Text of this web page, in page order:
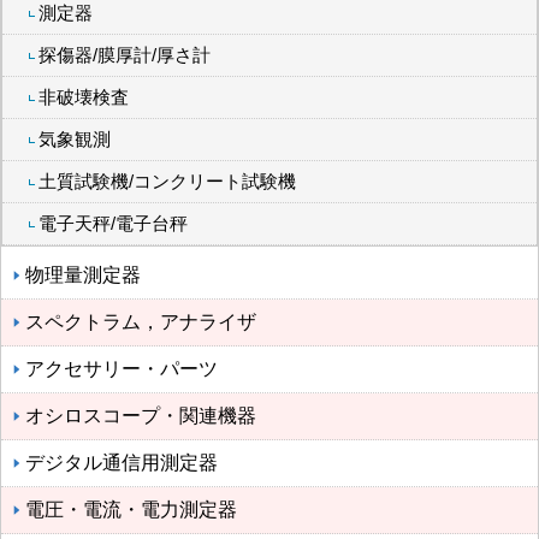
測定器
探傷器/膜厚計/厚さ計
非破壊検査
気象観測
土質試験機/コンクリート試験機
電子天秤/電子台秤
物理量測定器
スペクトラム，アナライザ
アクセサリー・パーツ
オシロスコープ・関連機器
デジタル通信用測定器
電圧・電流・電力測定器